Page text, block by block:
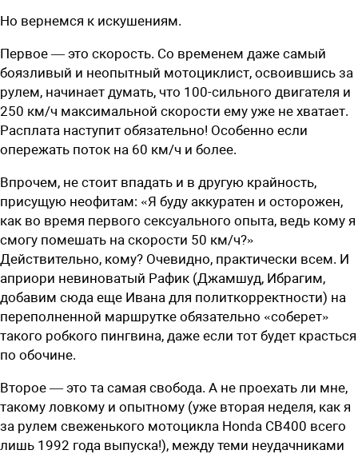
Но вернемся к искушениям.
Первое — это скорость. Со временем даже самый
боязливый и неопытный мотоциклист, освоившись за
рулем, начинает думать, что 100-сильного двигателя и
250 км/ч максимальной скорости ему уже не хватает.
Расплата наступит обязательно! Особенно если
опережать поток на 60 км/ч и более.
Впрочем, не стоит впадать и в другую крайность,
присущую неофитам: «Я буду аккуратен и осторожен,
как во время первого сексуального опыта, ведь кому я
смогу помешать на скорости 50 км/ч?»
Действительно, кому? Очевидно, практически всем. И
априори невиноватый Рафик (Джамшуд, Ибрагим,
добавим сюда еще Ивана для политкорректности) на
переполненной маршрутке обязательно «соберет»
такого робкого пингвина, даже если тот будет красться
по обочине.
Второе — это та самая свобода. А не проехать ли мне,
такому ловкому и опытному (уже вторая неделя, как я
за рулем свеженького мотоцикла Honda CB400 всего
лишь 1992 года выпуска!), между теми неудачниками